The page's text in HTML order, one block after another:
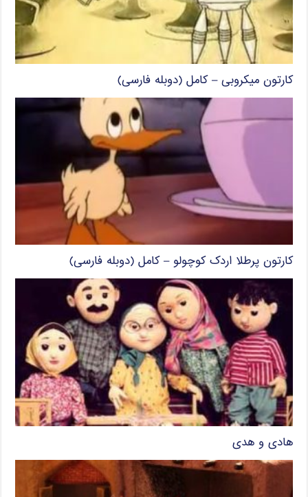
کارتون میکروبی – کامل (دوبله فارسی)
کارتون پرطلا اردک کوچولو – کامل (دوبله فارسی)
هادی و هدی